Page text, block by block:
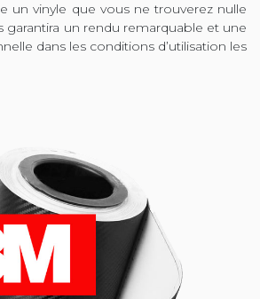
un vinyle que vous ne trouverez nulle
garantira un rendu remarquable et une
dans les conditions d’utilisation les